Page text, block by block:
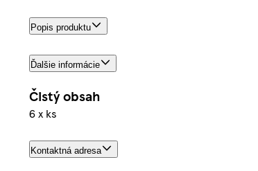
Popis produktu
Ďalšie informácie
Čistý obsah
6 x ks
Kontaktná adresa